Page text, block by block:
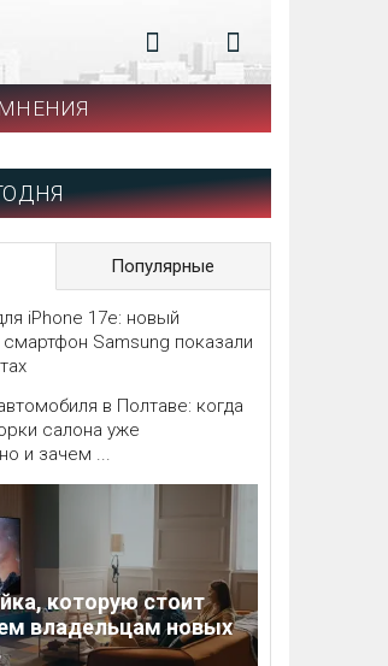
Популярные
iPhone 17e: новый
смартфон Samsung показали
в Полтаве: когда
салона уже
и зачем ...
которую стоит
владельцам новых